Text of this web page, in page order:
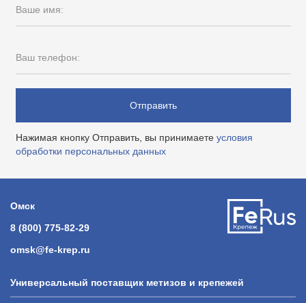
Ваше имя:
Ваш телефон:
Отправить
Нажимая кнопку Отправить, вы принимаете условия
обработки персональных данных
Омск
8 (800) 775-82-29
omsk@fe-krep.ru
Универсальный поставщик метизов и крепежей